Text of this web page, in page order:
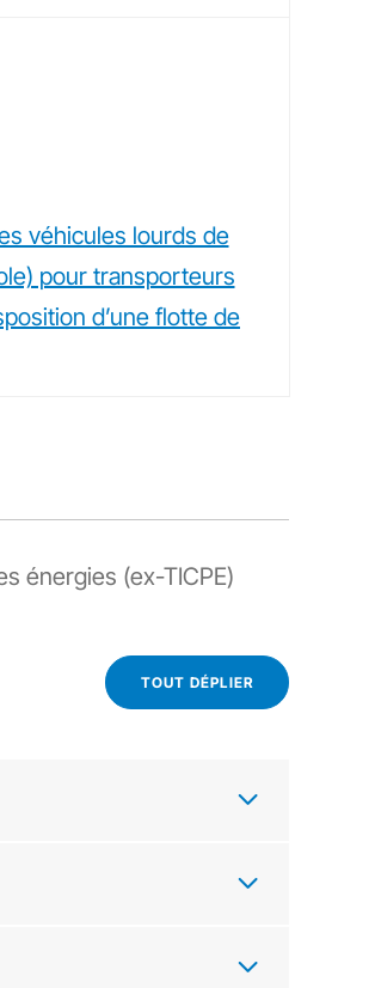
véhicules lourds de
pour transporteurs
d’une flotte de
énergies (ex-TICPE)
TOUT DÉPLIER